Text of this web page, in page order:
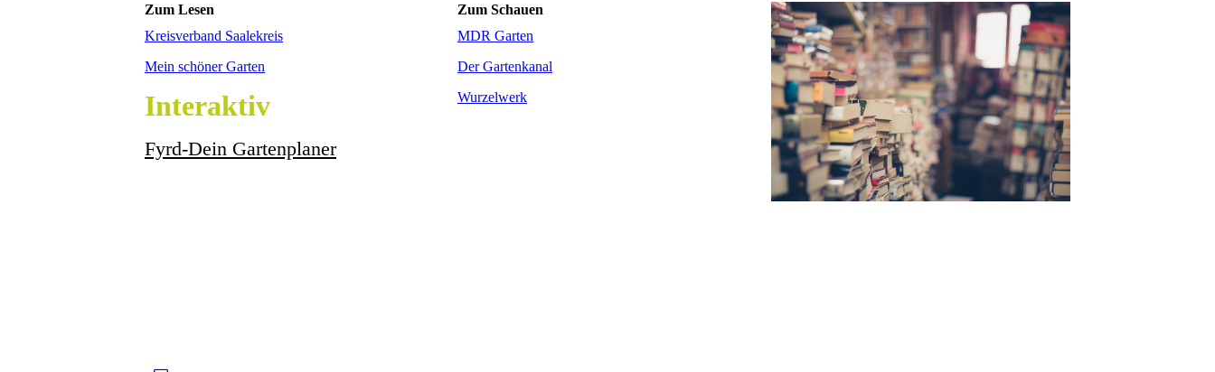
Zum Lesen
Kreisverband Saalekreis
Mein schöner Garten
Interaktiv
Fyrd-Dein Gartenplaner
Zum Schauen
MDR Garten
Der Gartenkanal
Wurzelwerk